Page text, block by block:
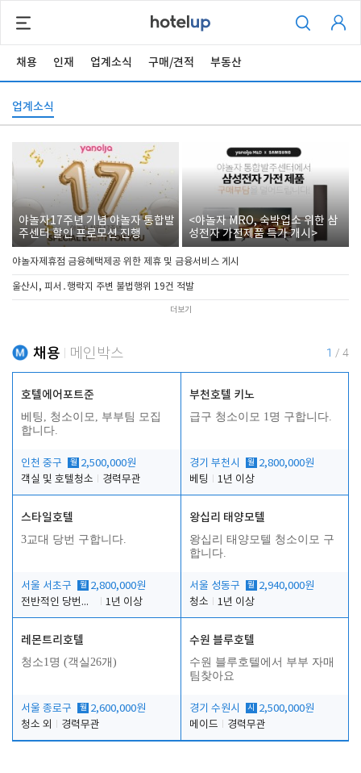
채용 인재 업계소식 구매/견적 부동산
업계소식
야놀자17주년 기념 야놀자 통합발
주센터 할인 프로모션 진행
<야놀자 MRO, 숙박업소 위한 삼
성전자 가전제품 특가 개시>
야놀자제휴점 금융혜택제공 위한 제휴 및 금융서비스 게시
울산시, 피서․행락지 주변 불법행위 19건 적발
더보기
채용 메인박스 1 / 4
호텔에어포트준
베팅, 청소이모, 부부팀 모집
합니다.
인천 중구 월 2,500,000원
객실 및 호텔청소
경력무관
부천호텔 키노
급구 청소이모 1명 구합니다.
경기 부천시 월 2,800,000원
베팅
1년 이상
스타일호텔
3교대 당번 구합니다.
서울 서초구 월 2,800,000원
전반적인 당번업무
1년 이상
왕십리 태양모텔
왕십리 태양모텔 청소이모 구
합니다.
서울 성동구 월 2,940,000원
청소
1년 이상
레몬트리호텔
청소1명 (객실26개)
서울 종로구 월 2,600,000원
청소 외
경력무관
수원 블루호텔
수원 블루호텔에서 부부 자매
팀찾아요
경기 수원시 시
2,500,000원
메이드
경력무관